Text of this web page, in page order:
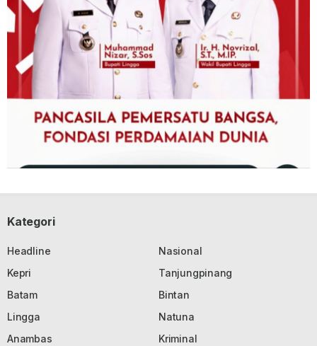
Kategori
Headline
Nasional
Kepri
Tanjungpinang
Batam
Bintan
Lingga
Natuna
Anambas
Kriminal